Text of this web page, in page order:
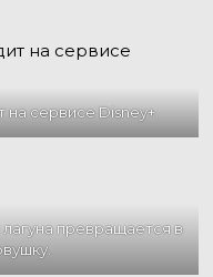
сервисе Disney+.
превращается в